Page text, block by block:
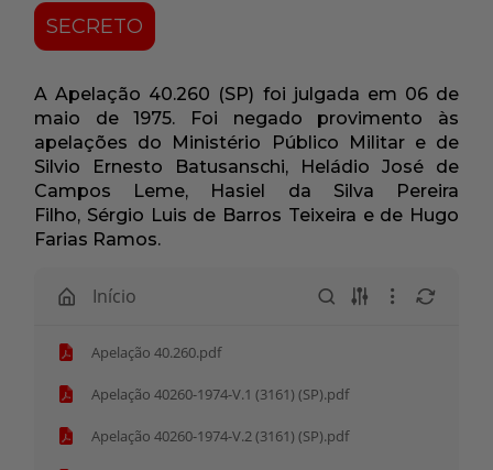
SECRETO
A Apelação 40.260 (SP) foi julgada em 06 de
maio de 1975. Foi negado provimento às
apelações do Ministério Público Militar e de
Silvio Ernesto Batusanschi, Heládio José de
Campos Leme, Hasiel da Silva Pereira
Filho, Sérgio Luis de Barros Teixeira e de Hugo
Farias Ramos.
Início
Apelação 40.260.pdf
Apelação 40260-1974-V.1 (3161) (SP).pdf
Apelação 40260-1974-V.2 (3161) (SP).pdf